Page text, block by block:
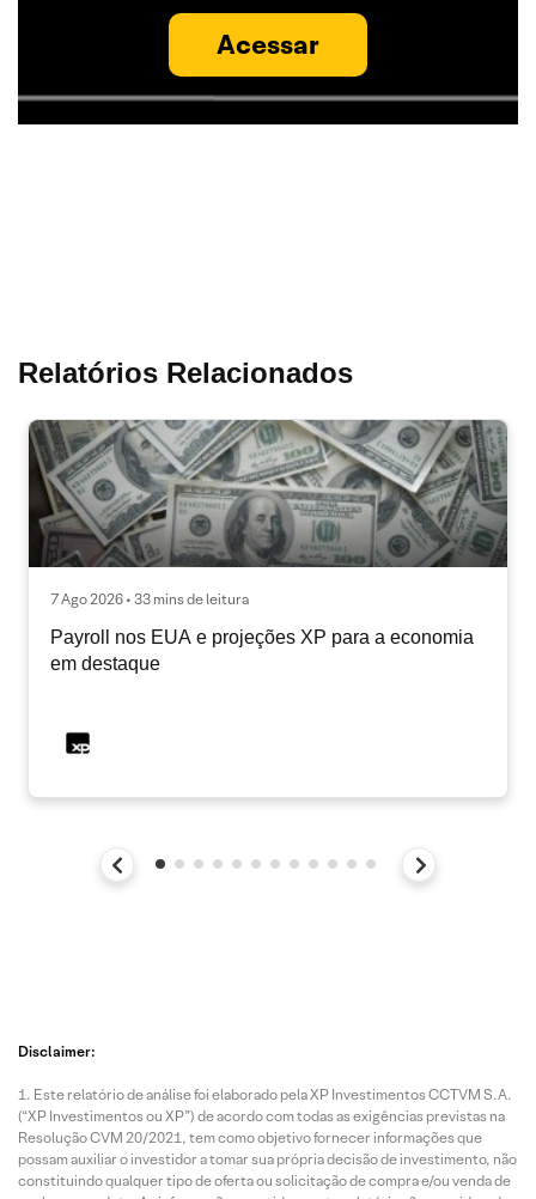
Acessar
Relatórios Relacionados
7 Ago 2026 • 33 mins de leitura
Payroll nos EUA e projeções XP para a economia
em destaque
Disclaimer:
Este relatório de análise foi elaborado pela XP Investimentos CCTVM S.A.
(“XP Investimentos ou XP”) de acordo com todas as exigências previstas na
Resolução CVM 20/2021, tem como objetivo fornecer informações que
possam auxiliar o investidor a tomar sua própria decisão de investimento, não
constituindo qualquer tipo de oferta ou solicitação de compra e/ou venda de